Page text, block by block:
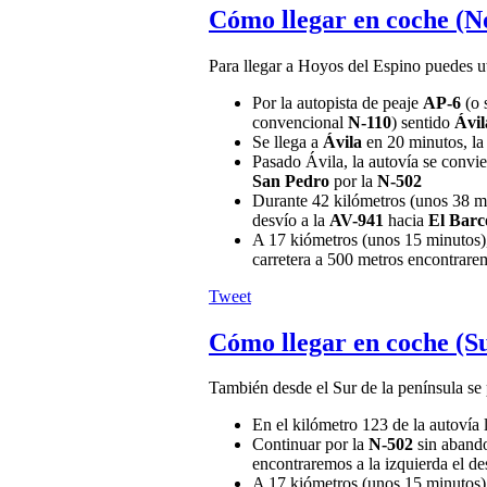
Cómo llegar en coche
Para llegar a Hoyos del Espino puedes
Por la autopista de peaje AP-6 (o
convencional N-110) sentido
Se llega a Ávila en 20 minutos,
Pasado Ávila, la autovía se
San Pedro por la N-502
Durante 42 kilómetros (unos 38
desvío a la AV-941 hacia El
A 17 kiómetros (unos 15
carretera a 500 metros
Tweet
Cómo llegar en coche
También desde el Sur de la península
En el kilómetro 123 de la autovía
Continuar por la N-502 sin
encontraremos a la izquierda el